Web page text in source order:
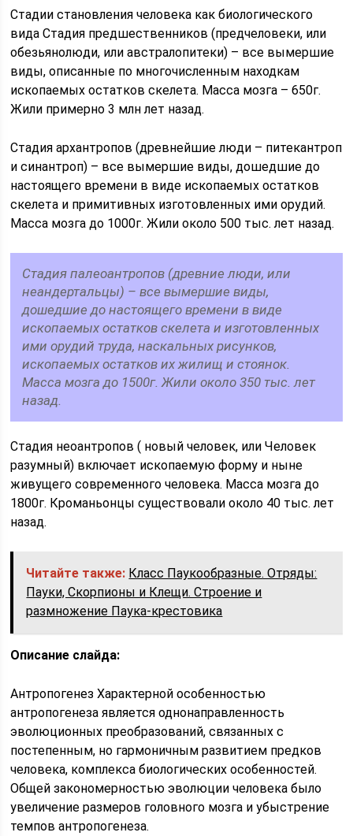
Стадии становления человека как биологического
вида Стадия предшественников (предчеловеки, или
обезьянолюди, или австралопитеки) – все вымершие
виды, описанные по многочисленным находкам
ископаемых остатков скелета. Масса мозга – 650г.
Жили примерно 3 млн лет назад.
Стадия архантропов (древнейшие люди – питекантроп
и синантроп) – все вымершие виды, дошедшие до
настоящего времени в виде ископаемых остатков
скелета и примитивных изготовленных ими орудий.
Масса мозга до 1000г. Жили около 500 тыс. лет назад.
Стадия палеоантропов (древние люди, или
неандертальцы) – все вымершие виды,
дошедшие до настоящего времени в виде
ископаемых остатков скелета и изготовленных
ими орудий труда, наскальных рисунков,
ископаемых остатков их жилищ и стоянок.
Масса мозга до 1500г. Жили около 350 тыс. лет
назад.
Стадия неоантропов ( новый человек, или Человек
разумный) включает ископаемую форму и ныне
живущего современного человека. Масса мозга до
1800г. Кроманьонцы существовали около 40 тыс. лет
назад.
Читайте также: Класс Паукообразные. Отряды:
Пауки, Скорпионы и Клещи. Строение и
размножение Паука-крестовика
Описание слайда:
Антропогенез Характерной особенностью
антропогенеза является однонаправленность
эволюционных преобразований, связанных с
постепенным, но гармоничным развитием предков
человека, комплекса биологических особенностей.
Общей закономерностью эволюции человека было
увеличение размеров головного мозга и убыстрение
темпов антропогенеза.